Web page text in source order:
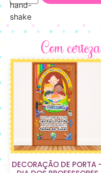
Com
DECORAÇÃO DE PORTA